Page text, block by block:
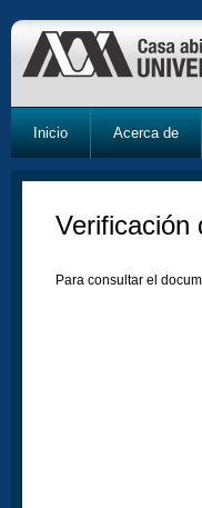
Inicio Acerca de
Verificación
Para consultar el